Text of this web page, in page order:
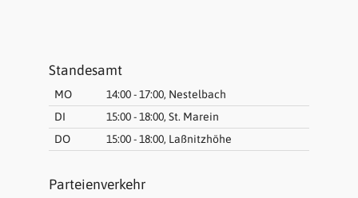
Standesamt
MO
14:00 - 17:00, Nestelbach
DI
15:00 - 18:00, St. Marein
DO
15:00 - 18:00, Laßnitzhöhe
Parteienverkehr